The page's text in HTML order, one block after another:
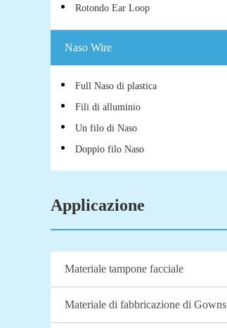
Rotondo Ear Loop
Naso Wire
Full Naso di plastica
Fili di alluminio
Un filo di Naso
Doppio filo Naso
Applicazione
Materiale tampone facciale
Materiale di fabbricazione di Gowns